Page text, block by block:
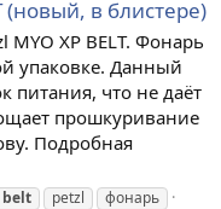
(новый, в блистере)
XP BELT. Фонарь
упаковке. Данный
питания, что не даёт
прошкуривание
Подробная
belt petzl фонарь